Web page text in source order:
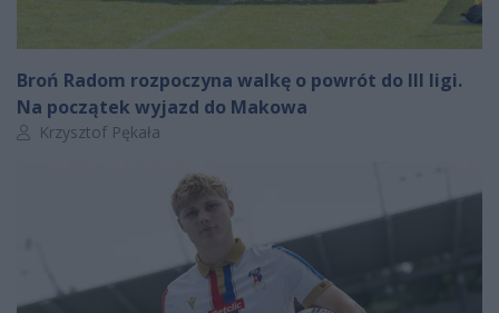
Broń Radom rozpoczyna walkę o powrót do III ligi.
Na początek wyjazd do Makowa
Autor artykułu:
Krzysztof Pękała